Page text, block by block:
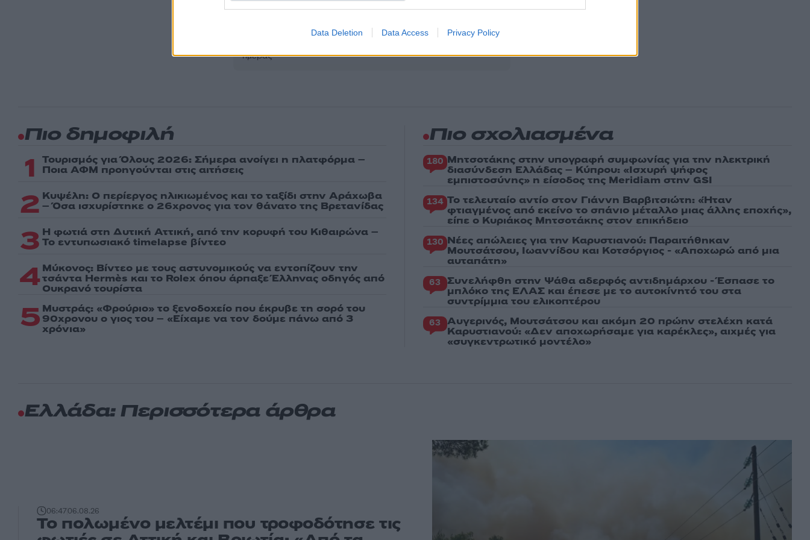
Data Deletion Data Access Privacy Policy
Share:
Ακολουθήστε το Νewsit.gr στο Google Newsκαι ενημερωθείτε
ημέρας
Πιο δημοφιλή
1 Τουρισμός για Όλους 2026: Σήμερα ανοίγει η πλατφόρμα –
Ποια ΑΦΜ προηγούνται στις αιτήσεις
2 Κυψέλη: Ο περίεργος ηλικιωμένος και το ταξίδι στην Αράχωβα
– Όσα ισχυρίστηκε ο 26χρονος για τον θάνατο της Βρετανίδας
3 Η φωτιά στη Δυτική Αττική, από την κορυφή του Κιθαιρώνα –
Το εντυπωσιακό timelapse βίντεο
4 Μύκονος: Βίντεο με τους αστυνομικούς να εντοπίζουν την
τσάντα Hermès και το Rolex όπου άρπαξε Έλληνας οδηγός από
Ουκρανό τουρίστα
5 Μυστράς: «Φρούριο» το ξενοδοχείο που έκρυβε τη σορό του
90χρονου ο γιος του – «Είχαμε να τον δούμε πάνω από 3
χρόνια»
Πιο σχολιασμένα
180 Μητσοτάκης στην υπογραφή συμφωνίας για την ηλεκτρική
διασύνδεση Ελλάδας – Κύπρου: «Ισχυρή ψήφος
εμπιστοσύνης» η είσοδος της Meridiam στην GSI
134 Το τελευταίο αντίο στον Γιάννη Βαρβιτσιώτη: «Ήταν
φτιαγμένος από εκείνο το σπάνιο μέταλλο μιας άλλης εποχής»,
είπε ο Κυριάκος Μητσοτάκης στον επικήδειο
130 Νέες απώλειες για την Καρυστιανού: Παραιτήθηκαν
Μουτσάτσου, Ιωαννίδου και Κοτσόργιος - «Αποχωρώ από μια
αυταπάτη»
63 Συνελήφθη στην Ψάθα αδερφός αντιδημάρχου - Έσπασε το
μπλόκο της ΕΛΑΣ και έπεσε με το αυτοκίνητό του στα
συντρίμμια του ελικοπτέρου
63 Αυγερινός, Μουτσάτσου και ακόμη 20 πρώην στελέχη κατά
Καρυστιανού: «Δεν αποχωρήσαμε για καρέκλες», αιχμές για
«συγκεντρωτικό μοντέλο»
Ελλάδα: Περισσότερα άρθρα
06:4706.08.26
Το πολωμένο μελτέμι που τροφοδότησε τις